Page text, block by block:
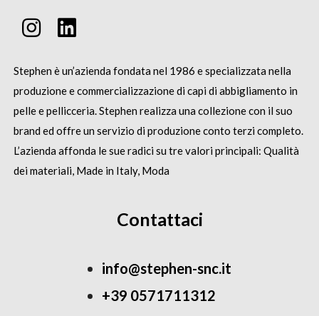
Stephen è un’azienda fondata nel 1986 e specializzata nella
produzione e commercializzazione di capi di abbigliamento in
pelle e pellicceria.Stephen realizza una collezione con il suo
brand ed offre un servizio di produzione conto terzi completo.
L’azienda affonda le sue radici su tre valori principali: Qualità
dei materiali, Made in Italy, Moda
Contattaci
info@stephen-snc.it
+39 0571711312